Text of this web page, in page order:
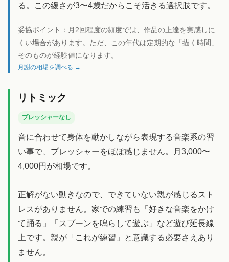
る。この緩さが3〜4歳だからこそ活きる選択肢です。
妥協ポイント： 月2回程度の頻度では、作品の上達を実感しに
くい場合があります。ただ、この年代は定期的な「描く時間」
そのものが経験値になります。
月謝の相場を調べる →
リトミック
プレッシャーなし
音に合わせて身体を動かしながら表現する音楽系の習
い事で、プレッシャーをほぼ感じません。月3,000〜
4,000円が相場です。
正解がない動きなので、できていない親が感じるスト
レスがありません。家での練習も「好きな音楽をかけ
て踊る」「スプーンを鳴らして遊ぶ」など遊び延長線
上です。親が「これが練習」と意識する必要さえあり
ません。